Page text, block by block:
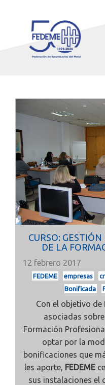
CURSO:
DE LA
12 febrero 2017
FEDEME empresas
Bonificada
Con el objetivo
asociadas
Formación
optar por la
bonificaciones que
les aporte, FEDEME
sus instalaciones el